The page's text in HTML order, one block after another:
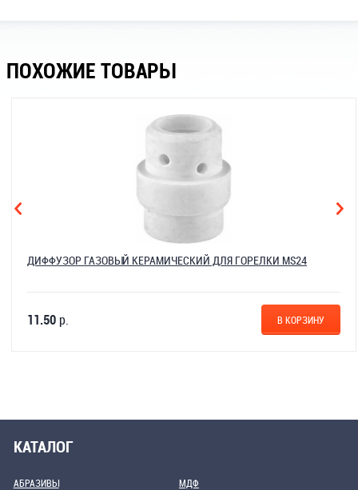
ПОХОЖИЕ ТОВАРЫ
ДИФФУЗОР ГАЗОВЫЙ КЕРАМИЧЕСКИЙ ДЛЯ ГОРЕЛКИ MS24
11.50р. В КОРЗИНУ
КАТАЛОГ
АБРАЗИВЫ
МДФ